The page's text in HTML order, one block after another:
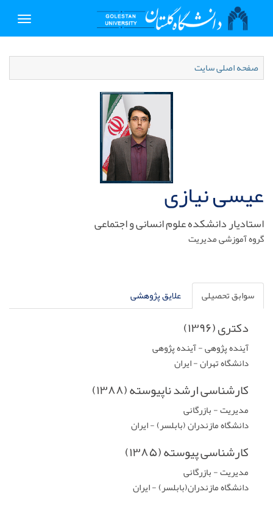
Toggle
صفحه اصلی سایت
عیسی نیازی
استادیار دانشکده علوم انسانی و اجتماعی
گروه آموزشی مدیریت
سوابق تحصیلی علایق پژوهشی
دکتری (۱۳۹۶)
آینده پژوهی - آینده پژوهی
دانشگاه تهران - ایران
کارشناسی ارشد ناپیوسته (۱۳۸۸)
مدیریت - بازرگانی
دانشگاه مازندران (بابلسر) - ایران
کارشناسی پیوسته (۱۳۸۵)
مدیریت - بازرگانی
دانشگاه مازندران(بابلسر) - ایران